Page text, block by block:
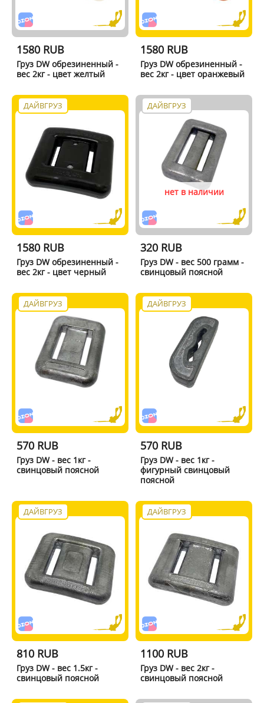
1580 RUB
Груз DW обрезиненный -
вес 2кг - цвет желтый
1580 RUB
Груз DW обрезиненный -
вес 2кг - цвет оранжевый
ДАЙВГРУЗ
1580 RUB
Груз DW обрезиненный -
вес 2кг - цвет черный
ДАЙВГРУЗ
нет в наличии
320 RUB
Груз DW - вес 500 грамм -
свинцовый поясной
ДАЙВГРУЗ
570 RUB
Груз DW - вес 1кг -
свинцовый поясной
ДАЙВГРУЗ
570 RUB
Груз DW - вес 1кг -
фигурный свинцовый
поясной
ДАЙВГРУЗ
810 RUB
Груз DW - вес 1.5кг -
свинцовый поясной
ДАЙВГРУЗ
1100 RUB
Груз DW - вес 2кг -
свинцовый поясной